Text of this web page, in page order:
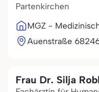
Partenkirchen
MGZ -
Auenstraße 6
Frau Dr. Silja